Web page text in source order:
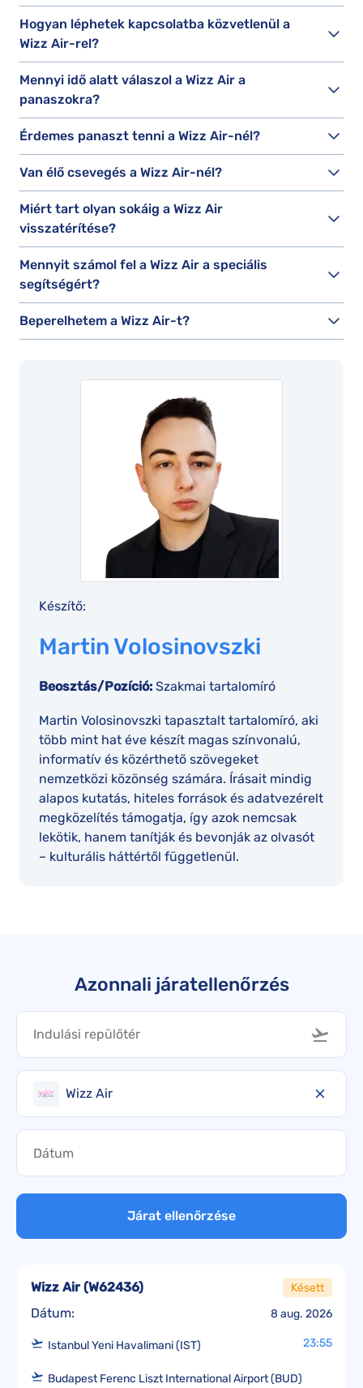
Hogyan léphetek kapcsolatba közvetlenül a
Wizz Air-rel?
Mennyi idő alatt válaszol a Wizz Air a
panaszokra?
Érdemes panaszt tenni a Wizz Air-nél?
Van élő csevegés a Wizz Air-nél?
Miért tart olyan sokáig a Wizz Air
visszatérítése?
Mennyit számol fel a Wizz Air a speciális
segítségért?
Beperelhetem a Wizz Air-t?
Készítő:
Martin Volosinovszki
Beosztás/Pozíció: Szakmai tartalomíró
Martin Volosinovszki tapasztalt tartalomíró, aki
több mint hat éve készít magas színvonalú,
informatív és közérthető szövegeket
nemzetközi közönség számára. Írásait mindig
alapos kutatás, hiteles források és adatvezérelt
megközelítés támogatja, így azok nemcsak
lekötik, hanem tanítják és bevonják az olvasót
– kulturális háttértől függetlenül.
Azonnali járatellenőrzés
Wizz Air
Járat ellenőrzése
Dátum: 8 aug. 2026
Wizz Air(W62436) Késett
Istanbul Yeni Havalimani (IST) 23:55
Budapest Ferenc Liszt International Airport (BUD)